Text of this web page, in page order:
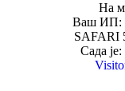
На
Ваш ИП:
SAFARI
Сада